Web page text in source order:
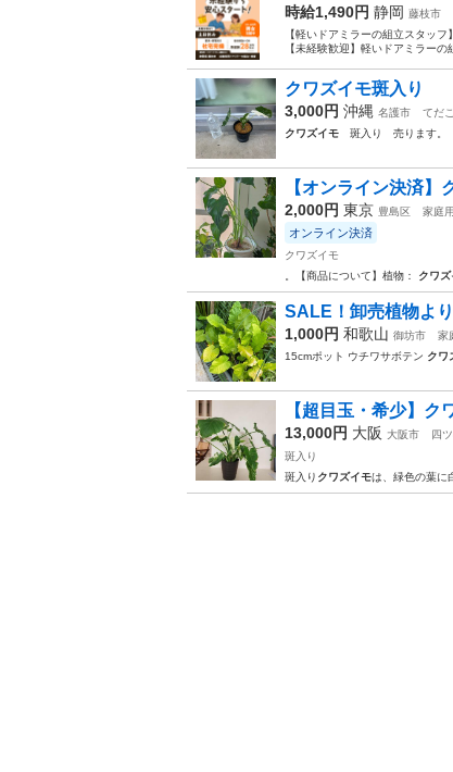
時給1,490円 静岡 藤枝市
【軽いドアミラーの組立スタッ
【未経験歓迎】軽いドアミラー
クワズイモ斑入り
3,000円 沖縄 名護市 てだ
クワズイモ 斑入り 売ります。
【オンライン決済】
2,000円 東京 豊島区 家庭
オンライン決済
クワズイモ
。 ​【商品について】 ​植物： クワ
SALE！卸売植物よ
1,000円 和歌山 御坊市
家
15cmポット ウチワサボテン クワ
【超目玉・希少】
13,000円 大阪 大阪市 四
斑入り
斑入り クワズイモは、緑色の葉に